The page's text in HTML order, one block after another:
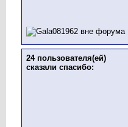
24 пользователя(ей)
сказали cпасибо: